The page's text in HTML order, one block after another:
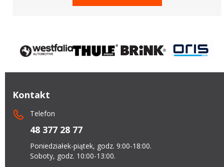
Kontakt
Telefon
48 377 28 77
Poniedziałek-piątek, godz. 9:00-18:00.
Soboty, godz. 10:00-13:00.